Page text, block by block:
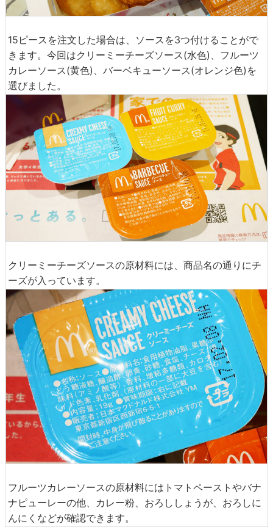
15ピースを注文した場合は、ソースを3つ付けることがで
きます。今回はクリーミーチーズソース(水色)、フルーツ
カレーソース(黄色)、バーベキューソース(オレンジ色)を
選びました。
クリーミーチーズソースの原材料には、商品名の通りにチ
ーズが入っています。
フルーツカレーソースの原材料にはトマトペーストやバナ
ナピューレーの他、カレー粉、おろししょうが、おろしに
んにくなどが確認できます。